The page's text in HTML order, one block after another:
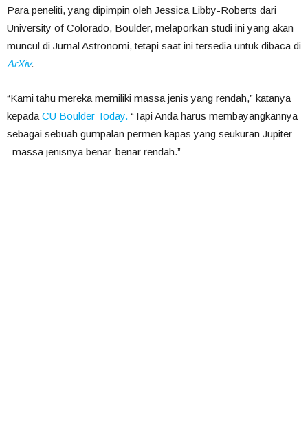
Para peneliti, yang dipimpin oleh Jessica Libby-Roberts dari
University of Colorado, Boulder, melaporkan studi ini yang akan
muncul di Jurnal Astronomi, tetapi saat ini tersedia untuk dibaca di
ArXiv.
“Kami tahu mereka memiliki massa jenis yang rendah,” katanya
kepada CU Boulder Today. “Tapi Anda harus membayangkannya
sebagai sebuah gumpalan permen kapas yang seukuran Jupiter –
massa jenisnya benar-benar rendah.”